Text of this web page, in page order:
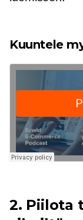
Kuuntele
2. Piilota